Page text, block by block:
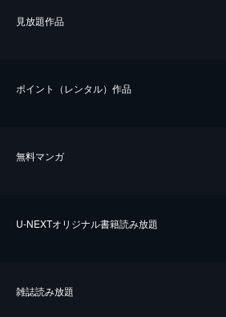
⾒放題作品
ポイント（レンタル）作品
無料マンガ
U-NEXTオリジナル書籍読み放題
雑誌読み放題